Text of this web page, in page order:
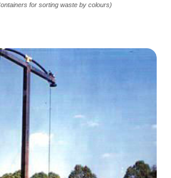
for sorting waste by colours)